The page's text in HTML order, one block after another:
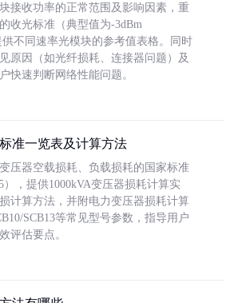
接收功率的正常范围及影响因素，重
收光标准（典型值为-3dBm
供不同速率光模块的参考值表格。同时
原因（如光纤损耗、连接器问题）及
快速判断网络性能问题。
准一览表及计算方法
压器空载损耗、负载损耗的国家标准
），提供1000kVA变压器损耗计算实
计算方法，并附电力变压器损耗计算
SCB13等常见型号参数，指导用户
评估要点。